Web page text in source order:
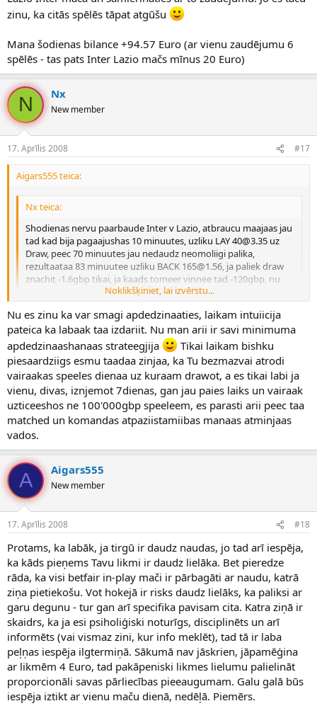
zinu, ka citās spēlēs tāpat atgūšu
Mana šodienas bilance +94.57 Euro (ar vienu zaudējumu 6
spēlēs - tas pats Inter Lazio mačs mīnus 20 Euro)
N Nx
New member
17. Aprīlis 2008 #17
Aigars555 teica:
Nx teica:
Shodienas nervu paarbaude Inter v Lazio, atbraucu maajaas jau
tad kad bija pagaajushas 10 minuutes, uzliku LAY 40@3.35 uz
Draw, peec 70 minuutes jau nedaudz neomoliigi palika,
rezultaataa 83 minuutee uzliku BACK 165@1.56, ja paliek draw
znachit -1.6gbp tikai, ja kaads tomeer vinnee tad -120gbp, nu
tad vinji beigaas nospeeleeja 0:0 un viss kaartiibaa, bet Roma v
Catania viss bija ok, +14gbp. Karoch ar Itaaljiem veel laikam
shaadi var jokoties, bet ar angljiem neiesaku, pietiekami biezhi
pieredzeets kad jau otrajaa papildlaikaa pat 2 golus iesit. Blin a
paareejaas shodienas speeles gan normaali iet, zheel shodien
tad tikai +12gbp.
Noklikšķiniet, lai izvērstu...
Tas jau ir risks - es sākumā tā darīju... agri vai velu apdedzināsies.
Labāk samazināt risku ka es šodien izdarīju Lazio Inter mačā un
samierināties ar to zaudējumu. Jo es taču zinu, ka citās spēlēs tāpat
atgūšu
Mana šodienas bilance +94.57 Euro (ar vienu zaudējumu 6 spēlēs -
tas pats Inter Lazio mačs mīnus 20 Euro)
Noklikšķiniet, lai izvērstu...
Nu es zinu ka var smagi apdedzinaaties, laikam intuiicija
pateica ka labaak taa izdariit. Nu man arii ir savi minimuma
apdedzinaashanaas strateegjija
Tikai laikam bishku
piesaardziigs esmu taadaa zinjaa, ka Tu bezmazvai atrodi
vairaakas speeles dienaa uz kuraam drawot, a es tikai labi ja
vienu, divas, iznjemot 7dienas, gan jau paies laiks un vairaak
uzticeeshos ne 100'000gbp speeleem, es parasti arii peec taa
matched un komandas atpaziistamiibas manaas atminjaas
vados.
A Aigars555
New member
17. Aprīlis 2008 #18
Protams, ka labāk, ja tirgū ir daudz naudas, jo tad arī iespēja,
ka kāds pieņems Tavu likmi ir daudz lielāka. Bet pieredze
rāda, ka visi betfair in-play mači ir pārbagāti ar naudu, katrā
ziņa pietiekošu. Vot hokejā ir risks daudz lielāks, ka paliksi ar
garu degunu - tur gan arī specifika pavisam cita. Katra ziņā ir
skaidrs, ka ja esi psiholiģiski noturīgs, disciplinēts un arī
informēts (vai vismaz zini, kur info meklēt), tad tā ir laba
peļņas iespēja ilgtermiņā. Sākumā nav jāskrien, jāpamēģina
ar likmēm 4 Euro, tad pakāpeniski likmes lielumu palielināt
proporcionāli savas pārliecības pieeaugumam. Galu galā būs
iespēja iztikt ar vienu maču dienā, nedēļā. Piemērs.